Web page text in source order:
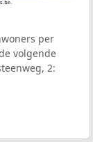
per
volgende
2: